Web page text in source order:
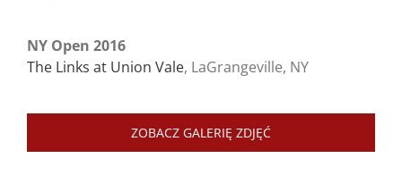
NY Open 2016
The Links at Union Vale, LaGrangeville, NY
ZOBACZ GALERIĘ ZDJĘĆ